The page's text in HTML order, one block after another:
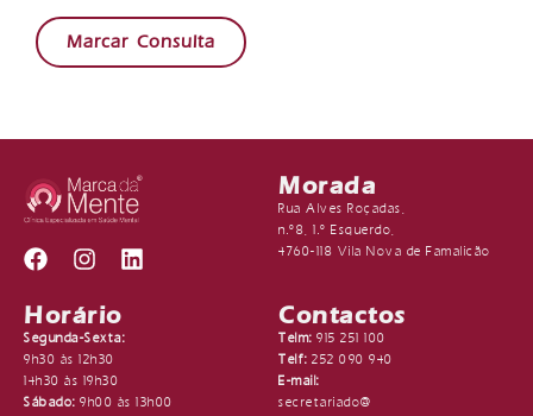
Marcar Consulta
Morada
Rua Alves Roçadas,
n.º8, 1.º Esquerdo,
4760-118 Vila Nova de Famalicão
Horário
Segunda-Sexta:
9h30 às 12h30
14h30 às 19h30
Sábado: 9h00 às 13h00
Contactos
Telm: 915 251 100
Telf: 252 090 940
E-mail:
secretariado@